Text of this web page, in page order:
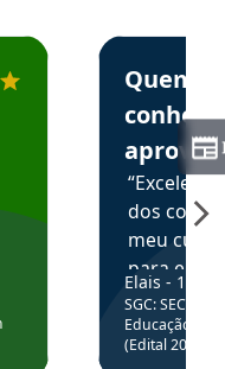
Concursos em
Estudante
Quem
aprova
dos
meu
para
colocar
através
de
Elais - 15/
SGC: SEC BA
Educação
(Edital